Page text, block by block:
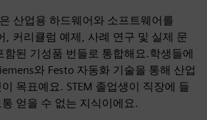
산업용 하드웨어와 소프트웨어를
, 커리큘럼 예제, 사례 연구 및 실제 문
함된 기성품 번들로 통합해요.학생들에
와 Festo 자동화 기술을 통해 산업
목표예요. STEM 졸업생이 직장에 들
얻을 수 없는 지식이에요.